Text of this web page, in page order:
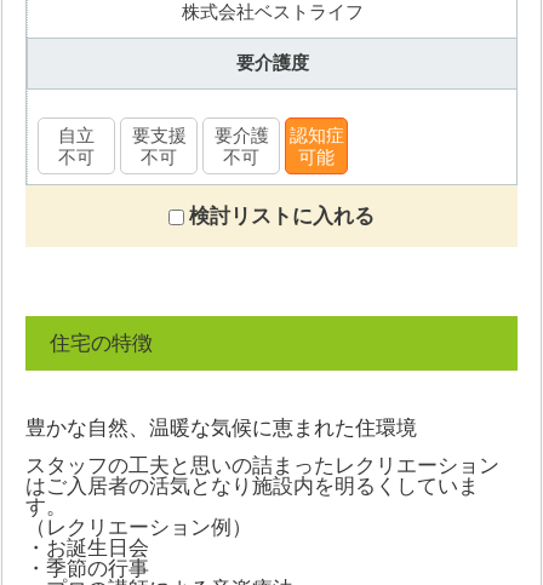
株式会社ベストライフ
要介護度
自立
不可
要支援
不可
要介護
不可
認知症
可能
検討リストに入れる
住宅の特徴
豊かな自然、温暖な気候に恵まれた住環境
スタッフの工夫と思いの詰まったレクリエーション
はご入居者の活気となり施設内を明るくしていま
す。
（レクリエーション例）
・お誕生日会
・季節の行事